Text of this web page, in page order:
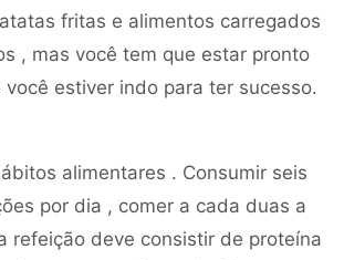
fritas e alimentos carregados
, mas você tem que estar pronto
estiver indo para ter sucesso.
alimentares . Consumir seis
por dia , comer a cada duas a
refeição deve consistir de proteína